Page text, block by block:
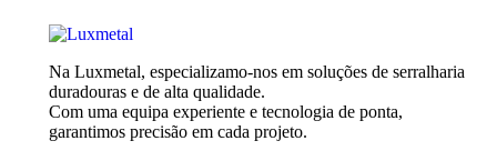
Na Luxmetal, especializamo-nos em soluções de serralharia
duradouras e de alta qualidade.
Com uma equipa experiente e tecnologia de ponta,
garantimos precisão em cada projeto.